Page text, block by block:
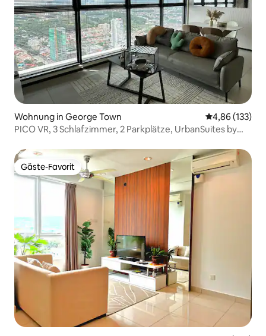
Wohnung in George Town
4,86 (133)
PICO VR, 3 Schlafzimmer, 2 Parkplätze, UrbanSuites by
Gäste-Favorit
Gäste-Favorit